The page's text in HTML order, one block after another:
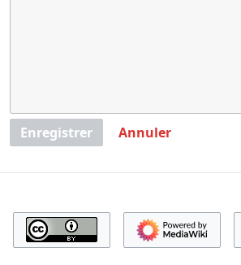
Enregistrer Annuler